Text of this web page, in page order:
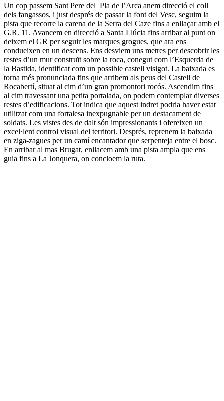
Un cop passem Sant Pere del Pla de l’Arca anem direcció el coll
dels fangassos, i just després de passar la font del Vesc, seguim la
pista que recorre la carena de la Serra del Caze fins a enllaçar amb el
G.R. 11. Avancem en direcció a Santa Llúcia fins arribar al punt on
deixem el GR per seguir les marques grogues, que ara ens
condueixen en un descens. Ens desviem uns metres per descobrir les
restes d’un mur construït sobre la roca, conegut com l’Esquerda de
la Bastida, identificat com un possible castell visigot. La baixada es
torna més pronunciada fins que arribem als peus del Castell de
Rocabertí, situat al cim d’un gran promontori rocós. Ascendim fins
al cim travessant una petita portalada, on podem contemplar diverses
restes d’edificacions. Tot indica que aquest indret podria haver estat
utilitzat com una fortalesa inexpugnable per un destacament de
soldats. Les vistes des de dalt són impressionants i ofereixen un
excel·lent control visual del territori. Després, reprenem la baixada
en ziga-zagues per un camí encantador que serpenteja entre el bosc.
En arribar al mas Brugat, enllacem amb una pista ampla que ens
guia fins a La Jonquera, on concloem la ruta.